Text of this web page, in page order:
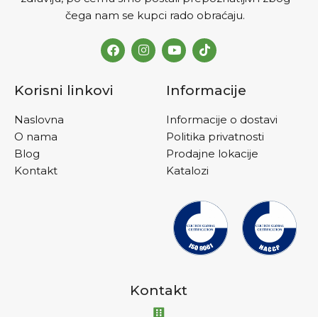
čega nam se kupci rado obraćaju.
Korisni linkovi
Naslovna
O nama
Blog
Kontakt
Informacije
Informacije o dostavi
Politika privatnosti
Prodajne lokacije
Katalozi
Kontakt